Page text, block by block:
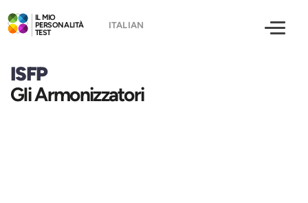
IL MIO
PERSONALITÀ
TEST
ISFP
Gli Armonizzatori